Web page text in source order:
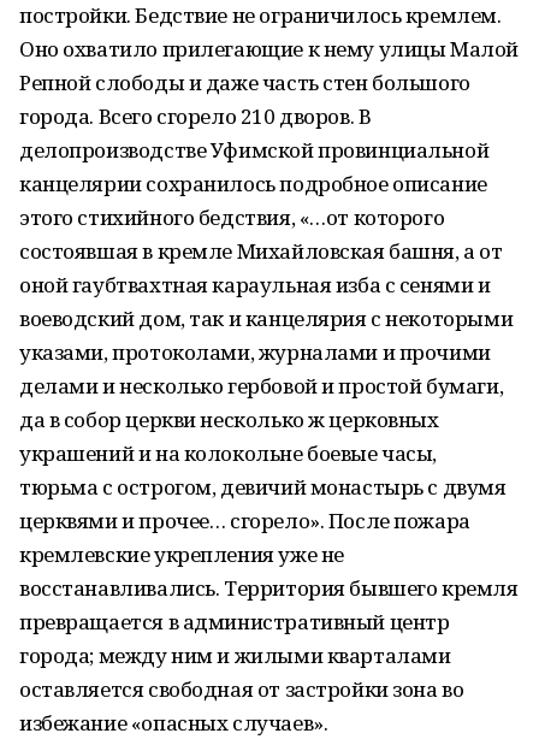
постройки. Бедствие не ограничилось кремлем.
Оно охватило прилегающие к нему улицы Малой
Репной слободы и даже часть стен большого
города. Всего сгорело 210 дворов. В
делопроизводстве Уфимской провинциальной
канцелярии сохранилось подробное описание
этого стихийного бедствия, «…от которого
состоявшая в кремле Михайловская башня, а от
оной гаубтвахтная караульная изба с сенями и
воеводский дом, так и канцелярия с некоторыми
указами, протоколами, журналами и прочими
делами и несколько гербовой и простой бумаги,
да в собор церкви несколько ж церковных
украшений и на колокольне боевые часы,
тюрьма с острогом, девичий монастырь с двумя
церквями и прочее… сгорело». После пожара
кремлевские укрепления уже не
восстанавливались. Территория бывшего кремля
превращается в административный центр
города; между ним и жилыми кварталами
оставляется свободная от застройки зона во
избежание «опасных случаев».